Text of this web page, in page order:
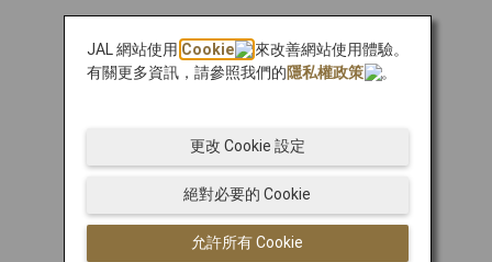
JAL 網站使用 Cookie
來改善網站使用體驗。
有關更多資訊，請參照我們的隱私權政策 。
允許所有 Cookie
絕對必要的 Cookie
更改 Cookie 設定